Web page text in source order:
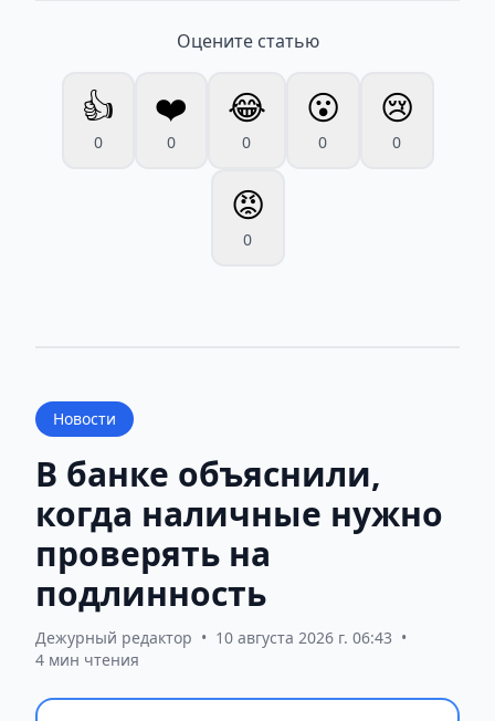
Оцените статью
👍
0
❤️
0
😂
0
😮
0
😢
0
😡
0
Новости
В банке объяснили,
когда наличные нужно
проверять на
подлинность
Дежурный редактор • 10 августа 2026 г. 06:43 •
4 мин чтения